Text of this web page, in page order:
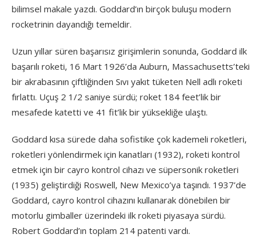
bilimsel makale yazdı. Goddard’ın birçok buluşu modern
rocketrinin dayandığı temeldir.
Uzun yıllar süren başarısız girişimlerin sonunda, Goddard ilk
başarılı roketi, 16 Mart 1926’da Auburn, Massachusetts’teki
bir akrabasının çiftliğinden Sıvı yakıt tüketen Nell adlı roketi
fırlattı. Uçuş 2 1/2 saniye sürdü; roket 184 feet’lik bir
mesafede katetti ve 41 fit’lik bir yüksekliğe ulaştı.
Goddard kısa sürede daha sofistike çok kademeli roketleri,
roketleri yönlendirmek için kanatları (1932), roketi kontrol
etmek için bir cayro kontrol cihazı ve süpersonik roketleri
(1935) geliştirdiği Roswell, New Mexico’ya taşındı. 1937’de
Goddard, cayro kontrol cihazını kullanarak dönebilen bir
motorlu gimballer üzerindeki ilk roketi piyasaya sürdü.
Robert Goddard’ın toplam 214 patenti vardı.